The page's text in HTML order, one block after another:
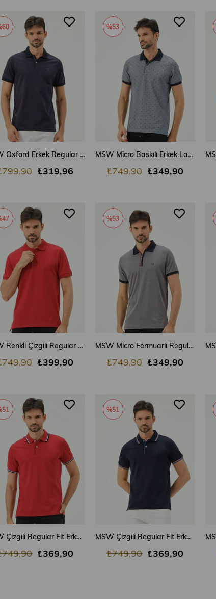
MSW Oxford Erkek Regular Fit Siyah Polo Yaka T-shirt
₺319,96
MSW Micro Baskılı Erkek Lacivert Polo Yaka T-shirt
₺349,90
₺749,90
%53
MSW Renkli Çizgili Regular Fit Erkek Kırmızı Polo Yaka T-shirt
₺399,90
MSW Micro Fermuarlı Regular Fit Erkek Lacivert Polo Yaka T-shirt
₺349,90
₺749,90
%53
MSW Çizgili Regular Fit Erkek Kırmızı Polo Yaka T-shirt
₺369,90
MSW Çizgili Regular Fit Erkek Lacivert Polo Yaka T-shirt
₺369,90
₺749,90
%51